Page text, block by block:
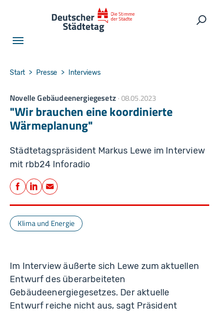
You are here:
Start Presse Interviews
Novelle Gebäudeenergiegesetz 08.05.2023
"Wir brauchen eine koordinierte
Wärmeplanung"
Städtetagspräsident Markus Lewe im Interview
mit rbb24 Inforadio
Teilen
Facebook
LinkedIn
E-Mail
Klima und Energie
Im Interview äußerte sich Lewe zum aktuellen
Entwurf des überarbeiteten
Gebäudeenergiegesetzes. Der aktuelle
Entwurf reiche nicht aus, sagt Präsident